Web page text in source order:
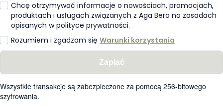
Chcę otrzymywać informacje o nowościach, promocjach,
produktach i usługach związanych z Aga Bera na zasadach
opisanych w polityce prywatności.
Rozumiem i zgadzam się Warunki korzystania
Zapłać
Wszystkie transakcje są zabezpieczone za pomocą 256-bitowego
szyfrowania.